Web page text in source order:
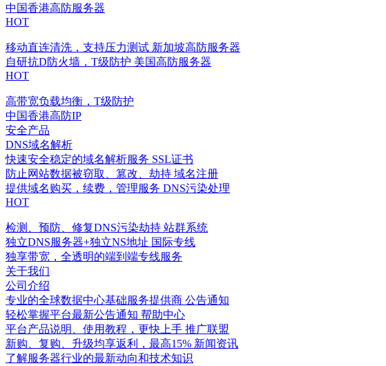
中国香港高防服务器
HOT
移动直连清洗，支持压力测试 新加坡高防服务器
自研抗D防火墙，T级防护 美国高防服务器
HOT
高带宽负载均衡，T级防护
中国香港高防IP
安全产品
DNS域名解析
快速安全稳定的域名解析服务 SSL证书
防止网站数据被窃取、篡改、劫持 域名注册
提供域名购买，续费，管理服务 DNS污染处理
HOT
检测、预防、修复DNS污染劫持 站群系统
独立DNS服务器+独立NS地址 国际专线
独享带宽，全透明的端到端专线服务
关于我们
公司介绍
专业的全球数据中心基础服务提供商 公告通知
轻松掌握平台最新公告通知 帮助中心
平台产品说明、使用教程，更快上手 推广联盟
新购、复购、升级均享返利，最高15% 新闻资讯
了解服务器行业的最新动向和技术知识